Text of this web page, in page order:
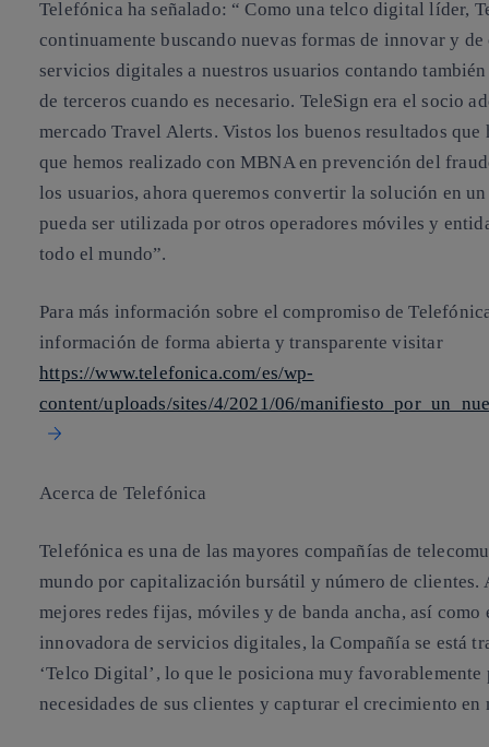
Telefónica ha señalado: “ Como una telco digital líder,
continuamente buscando nuevas formas de innovar y
servicios digitales a nuestros usuarios contando
de terceros cuando es necesario. TeleSign era el socio
mercado Travel Alerts. Vistos los buenos resultados
que hemos realizado con MBNA en prevención del
los usuarios, ahora queremos convertir la solución en un
pueda ser utilizada por otros operadores móviles y
todo el mundo”.
Para más información sobre el compromiso de
información de forma abierta y transparente visitar
https://www.telefonica.com/es/wp-
content/uploads/sites/4/2021/06/
Acerca de Telefónica
Telefónica es una de las mayores compañías de
mundo por capitalización bursátil y número de clientes.
mejores redes fijas, móviles y de banda ancha, así como
innovadora de servicios digitales, la Compañía se está
‘Telco Digital’, lo que le posiciona muy favorablemente
necesidades de sus clientes y capturar el crecimiento en